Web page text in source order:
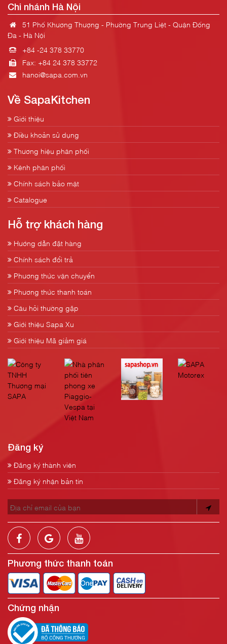
Chi nhánh Hà Nội
51 Phố Khương Thượng - Phường Trung Liệt - Quận Đống
Đa - Hà Nội
+84 -24 378 33770
Fax: +84 24 378 33772
hanoi@sapa.com.vn
Về SapaKitchen
Giới thiệu
Điều khoản sử dụng
Thương hiệu phân phối
Kênh phân phối
Chính sách bảo mật
Catalogue
Hỗ trợ khách hàng
Hướng dẫn đặt hàng
Chính sách đổi trả
Phương thức vận chuyển
Phương thức thanh toán
Câu hỏi thường gặp
Giới thiệu Sapa Xu
Giới thiệu Mã giảm giá
Đăng ký
Đăng ký thành viên
Đăng ký nhận bản tin
Phương thức thanh toán
Chứng nhận